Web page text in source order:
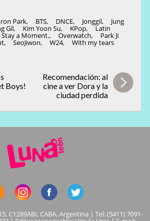
Park, BTS, DNCE, Jonggil, Jung
Gil, Kim Yoon Su, KPop, Latin
Stay a Moment., Overwatch, Park Ji
, SeoJiwon, W24, With my tears
Boys!
Recomendación: al
cine a ver Dora y la
ciudad perdida
C1289ABI, CABA, Argentina | Tel: (5411) 7091-